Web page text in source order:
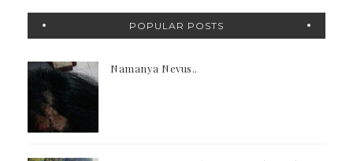
POPULAR POSTS
Namanya Nevus..